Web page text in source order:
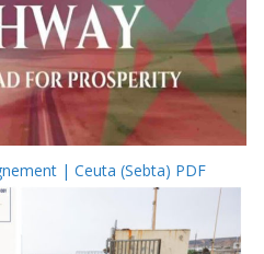
| Ceuta (Sebta) PDF